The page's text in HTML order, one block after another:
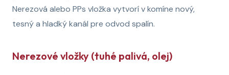
Nerezová alebo PPs vložka vytvorí v komíne nový,
tesný a hladký kanál pre odvod spalín.
Nerezové vložky (tuhé palivá, olej)